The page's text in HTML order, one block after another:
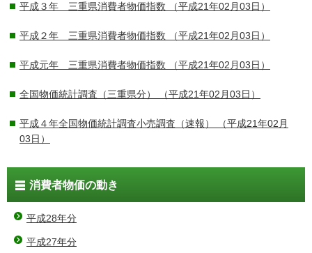
平成３年 三重県消費者物価指数 （平成21年02月03日）
平成２年 三重県消費者物価指数 （平成21年02月03日）
平成元年 三重県消費者物価指数 （平成21年02月03日）
全国物価統計調査（三重県分） （平成21年02月03日）
平成４年全国物価統計調査小売調査（速報）
（平成21年02月
03日）
消費者物価の動き
平成28年分
平成27年分